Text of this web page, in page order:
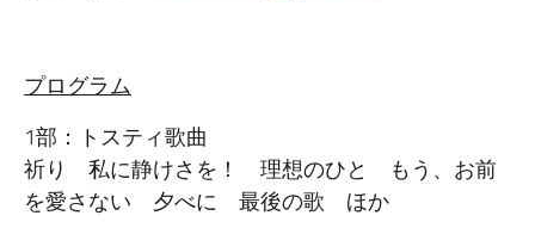
プログラム
1部：トスティ歌曲
祈り 私に静けさを！ 理想のひと もう、お前
を愛さない 夕べに 最後の歌 ほか